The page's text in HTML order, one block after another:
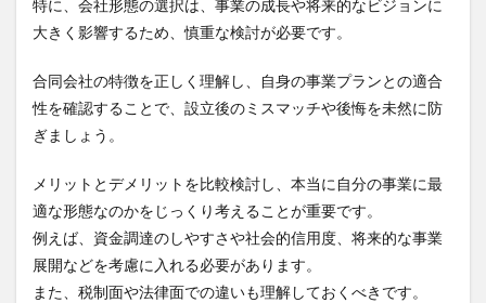
特に、会社形態の選択は、事業の成長や将来的なビジョンに
大きく影響するため、慎重な検討が必要です。
合同会社の特徴を正しく理解し、自身の事業プランとの適合
性を確認することで、設立後のミスマッチや後悔を未然に防
ぎましょう。
メリットとデメリットを比較検討し、本当に自分の事業に最
適な形態なのかをじっくり考えることが重要です。
例えば、資金調達のしやすさや社会的信用度、将来的な事業
展開などを考慮に入れる必要があります。
また、税制面や法律面での違いも理解しておくべきです。